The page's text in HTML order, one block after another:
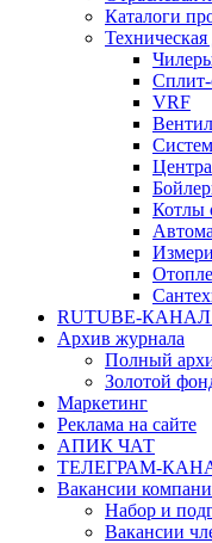
Каталоги
VRF
Котлы
RUTUBE-
Архив журнала
Полный
Золотой
Маркетинг
Реклама на сайте
АПИК ЧАТ
ТЕЛЕГРАМ-
Вакансии
Набор и
Вакансии